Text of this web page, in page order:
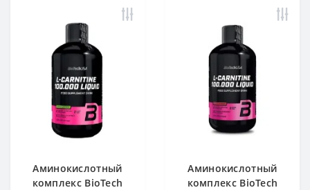
Аминокислотный
комплекс BioTech
Аминокислотный
комплекс BioTech